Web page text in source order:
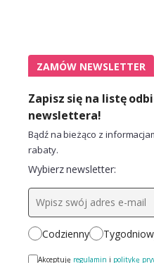
ZAMÓW NEWSLETTER
Zapisz się na listę
newslettera!
Bądź na bieżąco z
rabaty.
Wybierz newsletter:
Codzienny
Akceptuję regulamin i politykę